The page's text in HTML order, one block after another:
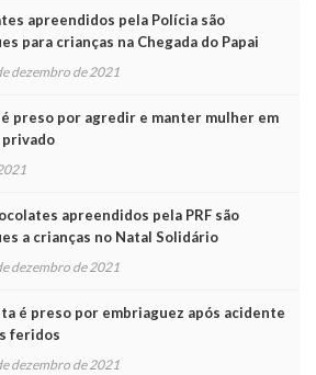
apreendidos pela Polícia são
para crianças na Chegada do Papai
dezembro de 2021
é preso por agredir e manter mulher em
apreendidos pela PRF são
a crianças no Natal Solidário
dezembro de 2021
é preso por embriaguez após acidente
feridos
dezembro de 2021